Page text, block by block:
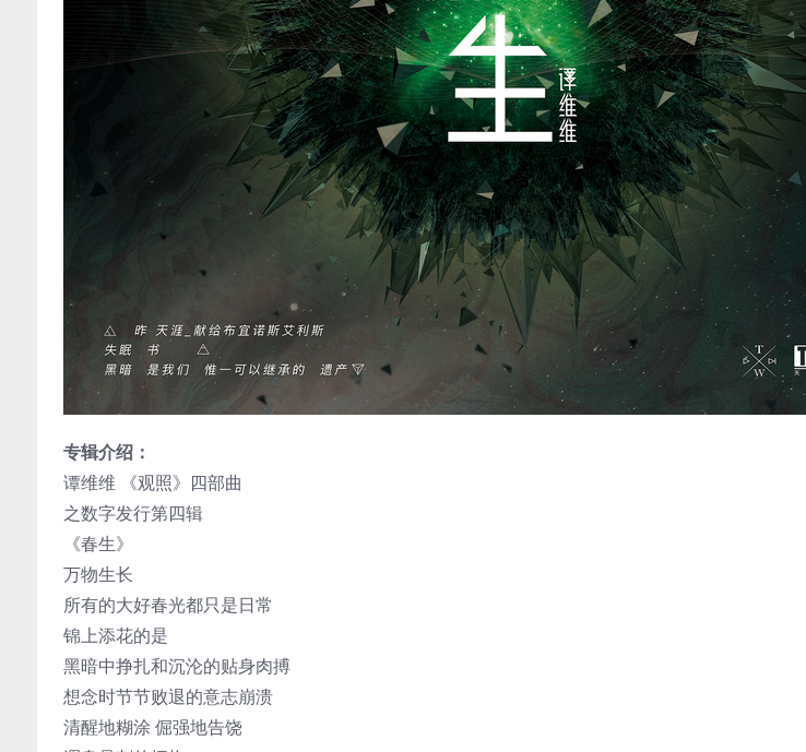
专辑介绍：
谭维维 《观照》四部曲
之数字发行第四辑
《春生》
万物生长
所有的大好春光都只是日常
锦上添花的是
黑暗中挣扎和沉沦的贴身肉搏
想念时节节败退的意志崩溃
清醒地糊涂 倔强地告饶